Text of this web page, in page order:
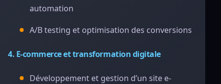
automation
A/B testing et optimisation des conversions
4. E-commerce et transformation digitale
Développement et gestion d’un site e-